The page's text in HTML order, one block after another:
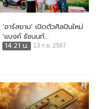
‘อาร์สยาม’ เปิดตัวศิลปินใหม่
‘แบงค์ ธัชนนท์...
14:21 น.
13 ก.ย. 2567